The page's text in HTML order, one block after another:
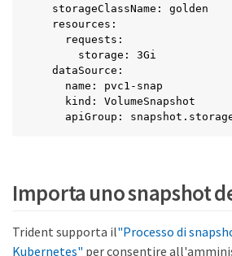
  storageClassName: golden
  resources:
    requests:
      storage: 3Gi
  dataSource:
    name: pvc1-snap
    kind: VolumeSnapshot
apiGroup:
Importa uno snapshot
Trident supporta il"Processo di
Kubernetes" per consentire